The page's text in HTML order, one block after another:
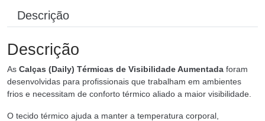
Descrição
Descrição
As Calças (Daily) Térmicas de Visibilidade Aumentada foram
desenvolvidas para profissionais que trabalham em ambientes
frios e necessitam de conforto térmico aliado a maior visibilidade.
O tecido térmico ajuda a manter a temperatura corporal,